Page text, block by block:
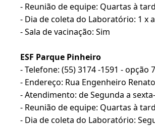
- Reunião de equipe: Quartas à
- Dia de coleta do Laboratório: 1 x
- Sala de vacinação: Sim
ESF Parque Pinheiro
- Telefone: (55) 3174 -1591 - opção 7
- Endereço: Rua Engenheiro
- Atendimento: de Segunda a
- Reunião de equipe: Quartas à
- Dia de coleta do Laboratório: